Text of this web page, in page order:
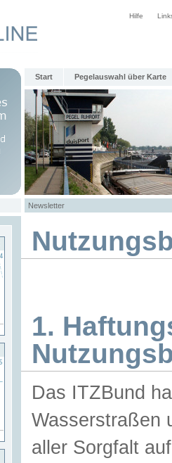
Hilfe
Start Pegelauswahl über Karte
Newsletter
1.
Das ITZBund
Wasserstraßen
aller Sorgfalt